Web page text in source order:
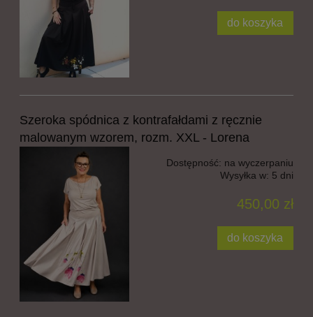
do koszyka
Szeroka spódnica z kontrafałdami z ręcznie
malowanym wzorem, rozm. XXL - Lorena
Dostępność: na wyczerpaniu
Wysyłka w: 5 dni
450,00 zł
do koszyka